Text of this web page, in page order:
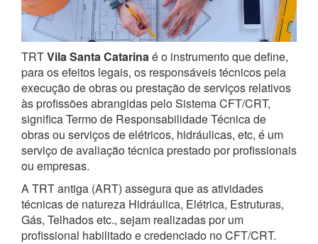
TRTVila Santa Catarinaé o instrumento que define,
para os efeitos legais, os responsáveis técnicos pela
execução de obras ou prestação de serviços relativos
às profissões abrangidas pelo Sistema CFT/CRT,
significa Termo de Responsabilidade Técnica de
obras ou serviços de elétricos, hidráulicas, etc, é um
serviço de avaliação técnica prestado por profissionais
ou empresas.
A TRT antiga (ART) assegura que as atividades
técnicas de natureza Hidráulica, Elétrica, Estruturas,
Gás, Telhados etc., sejam realizadas por um
profissional habilitado e credenciado no CFT/CRT.